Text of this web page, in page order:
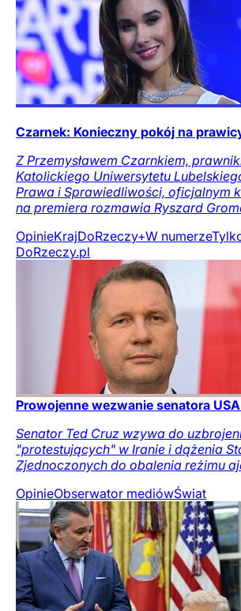
Czarnek: Konieczny pokój na
Z Przemysławem Czarnkiem,
Katolickiego Uniwersytetu
Prawa i Sprawiedliwości, oficjalnym
na premiera rozmawia Ryszard
OpinieKrajDoRzeczy+W numerze
DoRzeczy.pl
Prowojenne wezwanie senatora
Senator Ted Cruz wzywa do
"protestujących" w Iranie i dążenia
Zjednoczonych do obalenia reżimu
OpinieObserwator mediówŚwiat